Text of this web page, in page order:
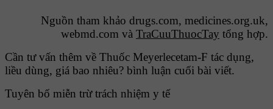
Nguồn tham khảo drugs.com, medicines.org.uk,
webmd.com và TraCuuThuocTay tổng hợp.
Cần tư vấn thêm về Thuốc Meyerlecetam-F tác dụng,
liều dùng, giá bao nhiêu? bình luận cuối bài viết.
Tuyên bố miễn trừ trách nhiệm y tế